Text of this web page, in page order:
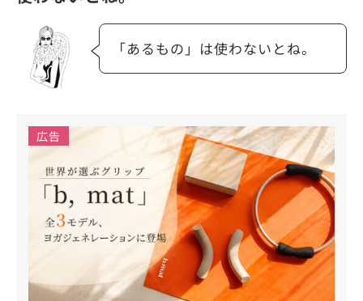
「あるもの」は使わないとね。
広告